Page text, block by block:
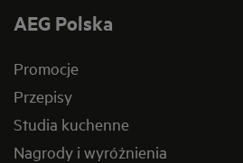
AEG Polska
Promocje
Przepisy
Studia kuchenne
Nagrody i wyróżnienia